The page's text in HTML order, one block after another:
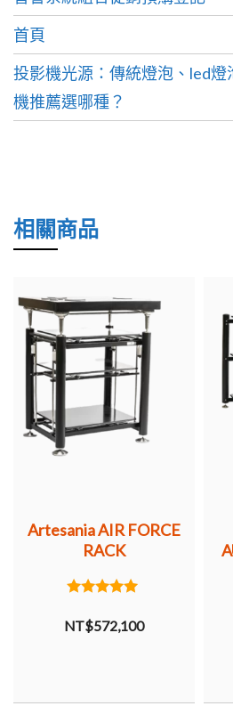
首頁
投影機光源：傳統燈泡、led燈
機推薦選哪種？
相關商品
Artesania AIR FORCE
RACK
out of 5
NT$572,100